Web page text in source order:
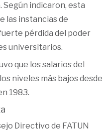
indicaron, esta
las instancias de
pérdida del poder
universitarios.
que los salarios del
niveles más bajos desde
1983.
Directivo de FATUN